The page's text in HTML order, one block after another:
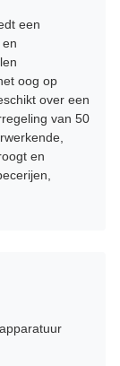
een
oog op
over een
van 50
en